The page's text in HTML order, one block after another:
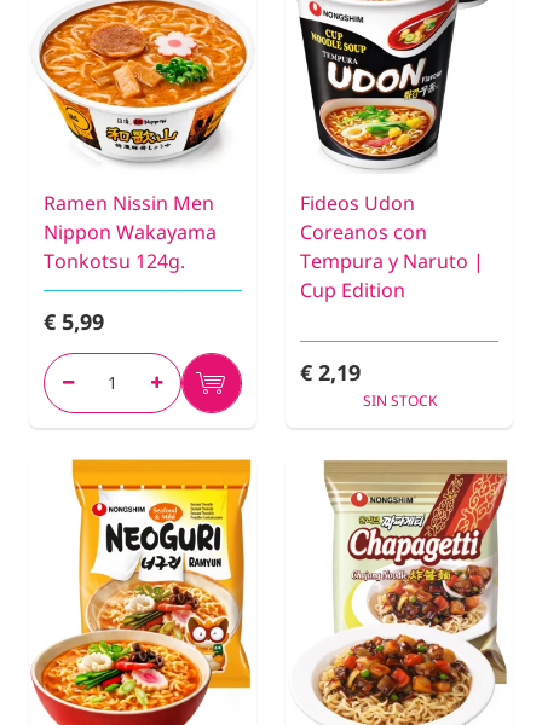
Ramen Nissin Men
Nippon Wakayama
Tonkotsu 124g.
€ 5,99
Fideos Udon
Coreanos con
Tempura y Naruto |
Cup Edition
€ 2,19
SIN STOCK